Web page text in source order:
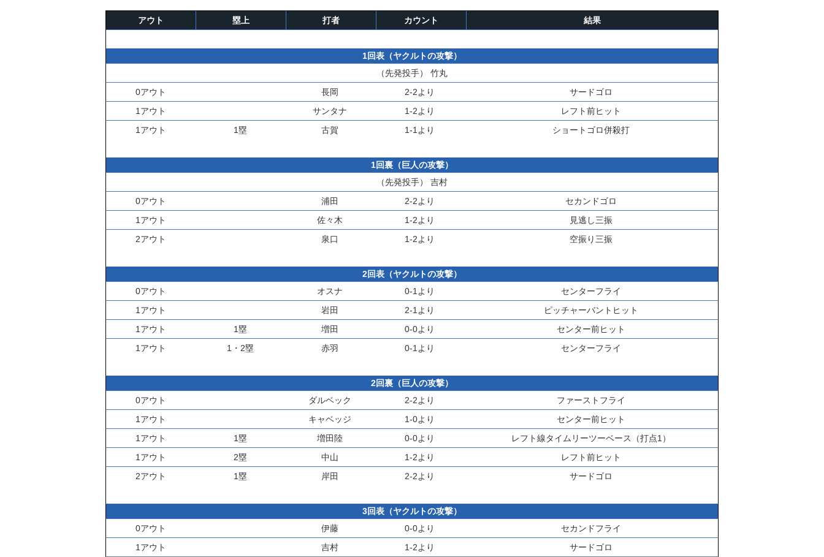
アウト 塁上 打者 カウント 結果
1回表（ヤクルトの攻撃）
（先発投手） 竹丸
0アウト
長岡 2-2より
サードゴロ
1アウト
サンタナ 1-2より
レフト前ヒット
1アウト
1塁 古賀 1-1より ショートゴロ併殺打
1回裏（巨人の攻撃）
（先発投手） 吉村
0アウト
浦田 2-2より
セカンドゴロ
1アウト
佐々木 1-2より
見逃し三振
2アウト
泉口 1-2より 空振り三振
2回表（ヤクルトの攻撃）
0アウト
オスナ 0-1より
センターフライ
1アウト
岩田 2-1より
ピッチャーバントヒット
1アウト
1塁 増田 0-0より
センター前ヒット
1アウト
1・2塁 赤羽 0-1より センターフライ
2回裏（巨人の攻撃）
0アウト
ダルベック 2-2より
ファーストフライ
1アウト
キャベッジ 1-0より
センター前ヒット
1アウト
1塁 増田陸 0-0より
レフト線タイムリーツーベース（打点1）
1アウト
2塁 中山 1-2より
レフト前ヒット
2アウト
1塁 岸田 2-2より サードゴロ
3回表（ヤクルトの攻撃）
0アウト
伊藤 0-0より
セカンドフライ
1アウト
吉村 1-2より
サードゴロ